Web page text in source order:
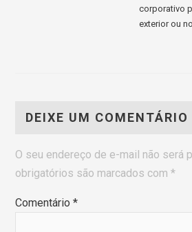
corporativo
exterior ou
DEIXE UM COMENTÁRIO
O seu endereço de e-mail não será
obrigatórios são marcados com*
Comentário*